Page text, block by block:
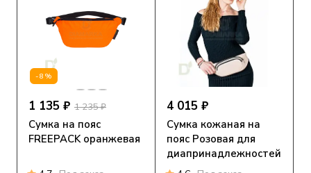
-8%
1 135 ₽ 1 235 ₽
Сумка на пояс
FREEPACK оранжевая
4 015 ₽
Сумка кожаная на
пояс Розовая для
диапринадлежностей